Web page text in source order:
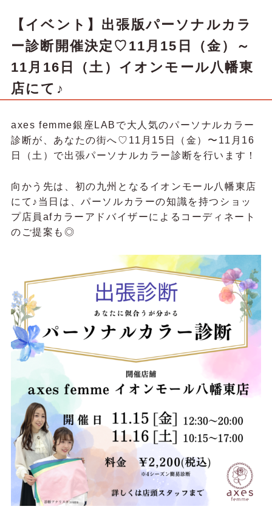
【イベント】出張版パーソナルカラ
ー診断開催決定♡11月15日（金）～
11月16日（土）イオンモール八幡東
店にて♪
axes femme銀座LABで大人気のパーソナルカラー
診断が、あなたの街へ♡11月15日（金）〜11月16
日（土）で出張パーソナルカラー診断を行います！
向かう先は、初の九州となるイオンモール八幡東店
にて♪当日は、パーソルカラーの知識を持つショッ
プ店員afカラーアドバイザーによるコーディネート
のご提案も◎